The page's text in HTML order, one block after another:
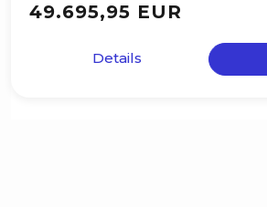
49.695,95 EUR
Details